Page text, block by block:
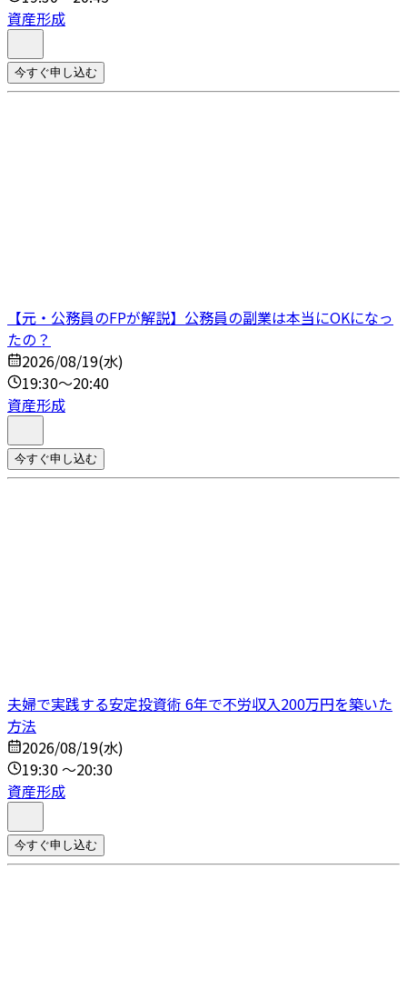
資産形成
今すぐ申し込む
【元・公務員のFPが解説】公務員の副業は本当にOKになっ
たの？
2026/08/19(水)
19:30～20:40
資産形成
今すぐ申し込む
夫婦で実践する安定投資術 6年で不労収入200万円を築いた
方法
2026/08/19(水)
19:30 ～20:30
資産形成
今すぐ申し込む